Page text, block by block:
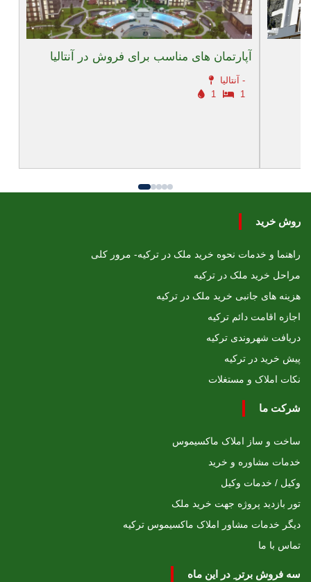
آپارتمان های مناسب برای فروش در آنتالیا
آنتالیا -
1
1
روش خرید
راهنما و خدمات نحوه خرید ملک در ترکیه- مرور کلی
مراحل خرید ملک در ترکیه
هزینه های جانبی خرید ملک در ترکیه
اجازه اقامت دائم ترکیه
دریافت شهروندی ترکیه
پیش خرید در ترکیه
نکات املاک و مستغلات
شرکت ما
ساخت و ساز املاک ماکسیموس
خدمات مشاوره و خرید
وکیل / خدمات وکیل
تور بازدید پروژه جهت خرید ملک
دیگر خدمات مشاور املاک ماکسیموس ترکیه
تماس با ما
سه فروش برتر ِ در این ماه